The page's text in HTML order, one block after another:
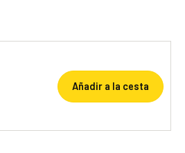
Añadir a la cesta